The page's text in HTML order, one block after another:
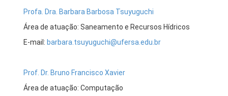
Profa. Dra. Barbara Barbosa Tsuyuguchi
Área de atuação: Saneamento e Recursos Hídricos
E-mail: barbara.tsuyuguchi@ufersa.edu.br
Prof. Dr. Bruno Francisco Xavier
Área de atuação: Computação